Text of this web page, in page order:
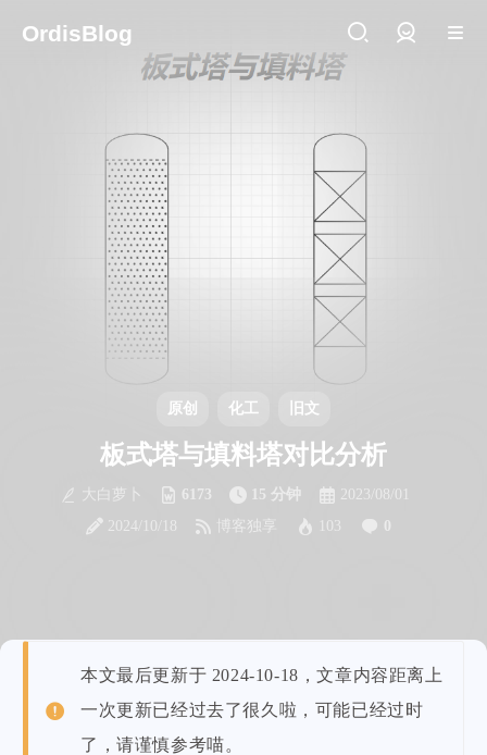
OrdisBlog
登录
原创 化工 旧文
板式塔与填料塔对比分析
大白萝卜 6173 15 分钟
2023/08/01
2024/10/18
博客独享 103 0
本文最后更新于 2024-10-18，文章内容距离上
一次更新已经过去了很久啦，可能已经过时
了，请谨慎参考喵。